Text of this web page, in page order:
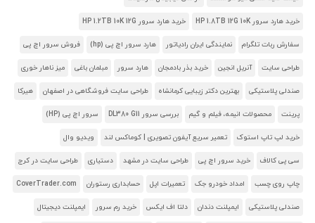
خرید هارد سرور HP 1.8TB 12G 10K خرید هارد سرور HP 1.2TB 10K 12G
سفارش ربات تلگرام نمایندگی ایران رادیاتور هارد سرور اچ پی (hp) فروش سرور اچ پی
طراحی سایت آنریل انجین خرید بذر بادمجان هارد سرور مبلمان باغی میز ناهار خوری
صندلی پلاستیکی بهترین دکتر زیبایی کرمانشاه طراحی سایت فروشگاهی در اصفهان هیرکا
پرینت محصولات انیمه، فیلم و گیم بررسی سرور DL380 G11 سرور اچ پی (HP)
خرید لپ تاپ استوک تعمیر سریع آیفون تصویری | کوماکس لند ویدیو وال
سی پی کالاف خرید سرور اچ پی طراحی سایت در مشهد دستیاری طراحی سایت در کرج
چاپ روی چسب امداد خودرو جک تعمیرات اپل حسابداری رستوران CoverTrader.com
صندلی پلاستیکی ایمپلنت دندان دلتا اف ایکس خرید رم سرور ایمپلنت دیجیتال